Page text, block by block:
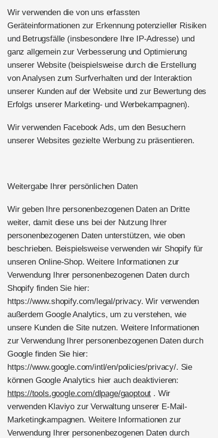
Wir verwenden die von uns erfassten
Geräteinformationen zur Erkennung potenzieller Risiken
und Betrugsfälle (insbesondere Ihre IP-Adresse) und
ganz allgemein zur Verbesserung und Optimierung
unserer Website (beispielsweise durch die Erstellung
von Analysen zum Surfverhalten und der Interaktion
unserer Kunden auf der Website und zur Bewertung des
Erfolgs unserer Marketing- und Werbekampagnen).
Wir verwenden Facebook Ads, um den Besuchern
unserer Websites gezielte Werbung zu präsentieren.
Weitergabe Ihrer persönlichen Daten
Wir geben Ihre personenbezogenen Daten an Dritte
weiter, damit diese uns bei der Nutzung Ihrer
personenbezogenen Daten unterstützen, wie oben
beschrieben. Beispielsweise verwenden wir Shopify für
unseren Online-Shop. Weitere Informationen zur
Verwendung Ihrer personenbezogenen Daten durch
Shopify finden Sie hier:
https://www.shopify.com/legal/privacy. Wir verwenden
außerdem Google Analytics, um zu verstehen, wie
unsere Kunden die Site nutzen. Weitere Informationen
zur Verwendung Ihrer personenbezogenen Daten durch
Google finden Sie hier:
https://www.google.com/intl/en/policies/privacy/. Sie
können Google Analytics hier auch deaktivieren:
https://tools.google.com/dlpage/gaoptout . Wir
verwenden Klaviyo zur Verwaltung unserer E-Mail-
Marketingkampagnen. Weitere Informationen zur
Verwendung Ihrer personenbezogenen Daten durch